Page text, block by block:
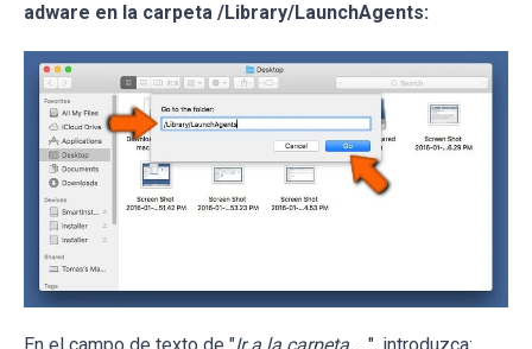
adware en la carpeta /Library/LaunchAgents: